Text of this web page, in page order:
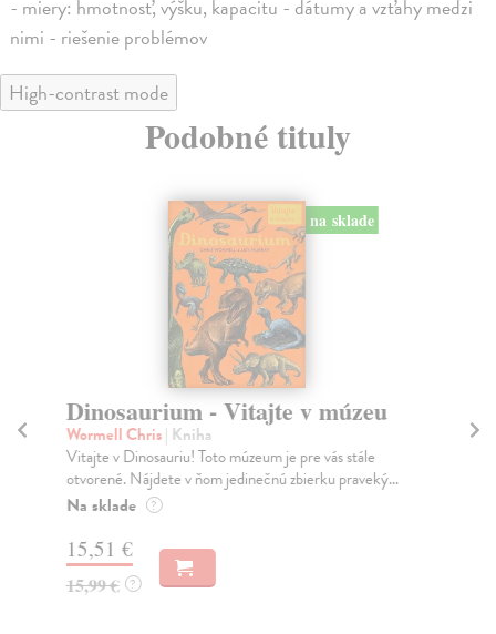
- miery: hmotnosť, výšku, kapacitu - dátumy a vzťahy medzi
nimi - riešenie problémov
High-contrast mode
Podobné tituly
na sklade
Dinosaurium - Vitajte v múzeu
Wormell Chris| Kniha
Vitajte v Dinosauriu! Toto múzeum je pre vás stále
otvorené. Nájdete v ňom jedinečnú zbierku praveký...
Na sklade ?
15,51 €
15,99 € ?